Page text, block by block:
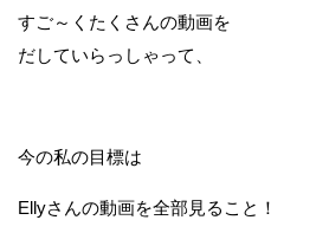
すご～くたくさんの動画を
だしていらっしゃって、
今の私の目標は
Ellyさんの動画を全部見ること！